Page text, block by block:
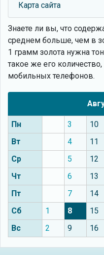
Карта сайта
Знаете ли вы, что
среднем больше, чем в
1 грамм золота нужна
такое же его
мобильных телефонов.
Пн 3 10
Вт
4 11
Ср
5 12
Чт
6 13
Пт
7 14
Сб
1 8 15
Вс
2 9 16